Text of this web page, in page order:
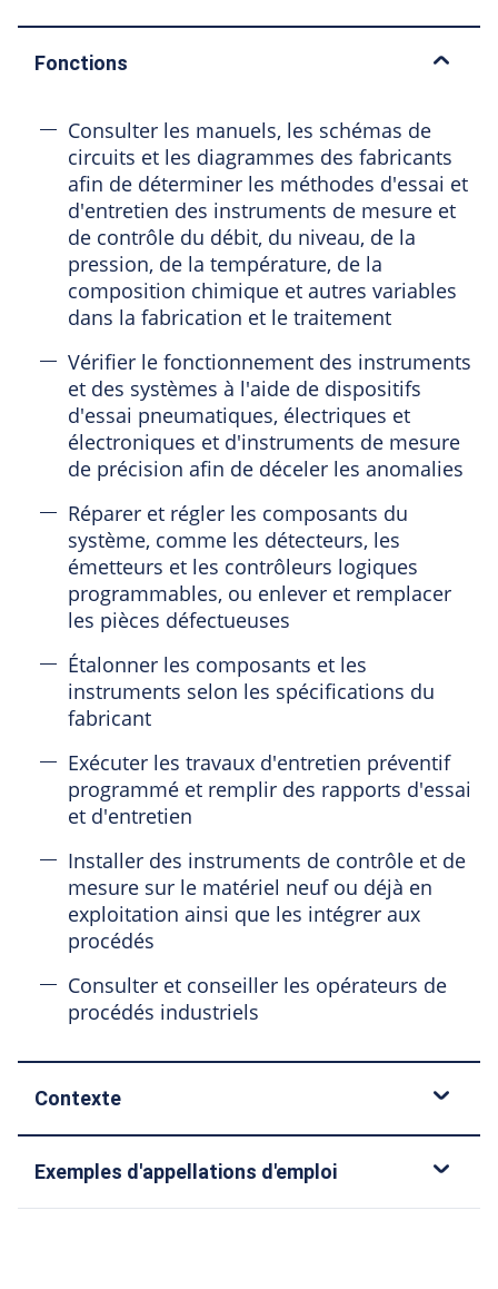
Fonctions
Consulter les manuels, les schémas de
circuits et les diagrammes des fabricants
afin de déterminer les méthodes d'essai et
d'entretien des instruments de mesure et
de contrôle du débit, du niveau, de la
pression, de la température, de la
composition chimique et autres variables
dans la fabrication et le traitement
Vérifier le fonctionnement des instruments
et des systèmes à l'aide de dispositifs
d'essai pneumatiques, électriques et
électroniques et d'instruments de mesure
de précision afin de déceler les anomalies
Réparer et régler les composants du
système, comme les détecteurs, les
émetteurs et les contrôleurs logiques
programmables, ou enlever et remplacer
les pièces défectueuses
Étalonner les composants et les
instruments selon les spécifications du
fabricant
Exécuter les travaux d'entretien préventif
programmé et remplir des rapports d'essai
et d'entretien
Installer des instruments de contrôle et de
mesure sur le matériel neuf ou déjà en
exploitation ainsi que les intégrer aux
procédés
Consulter et conseiller les opérateurs de
procédés industriels
Contexte
Exemples d'appellations d'emploi